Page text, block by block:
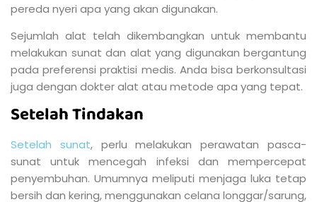
pereda nyeri apa yang akan digunakan.
Sejumlah alat telah dikembangkan untuk membantu
melakukan sunat dan alat yang digunakan bergantung
pada preferensi praktisi medis. Anda bisa berkonsultasi
juga dengan dokter alat atau metode apa yang tepat.
Setelah Tindakan
Setelah sunat, perlu melakukan perawatan pasca-
sunat untuk mencegah infeksi dan mempercepat
penyembuhan. Umumnya meliputi menjaga luka tetap
bersih dan kering, menggunakan celana longgar/sarung,